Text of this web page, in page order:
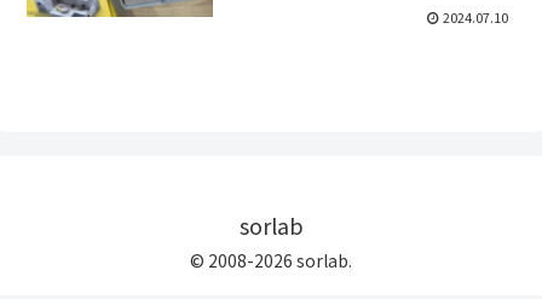
2024.07.10
sorlab
© 2008-2026 sorlab.